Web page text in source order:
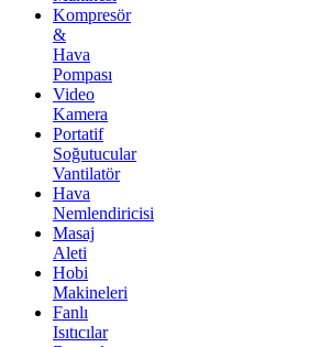
Kompresör
&
Hava
Pompası
Video
Kamera
Portatif
Soğutucular
Vantilatör
Hava
Nemlendiricisi
Masaj
Aleti
Hobi
Makineleri
Fanlı
Isıtıcılar